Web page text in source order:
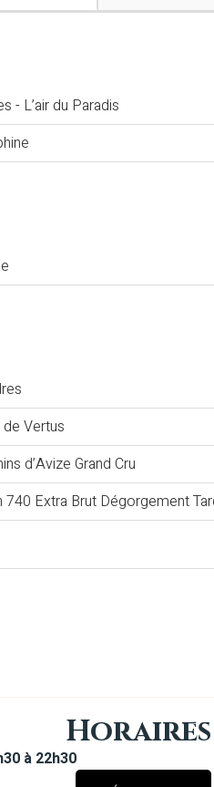
- L’air du Paradis
Vertus
d’Avize Grand Cru
Extra Brut Dégorgement
Horaires
à 22h30